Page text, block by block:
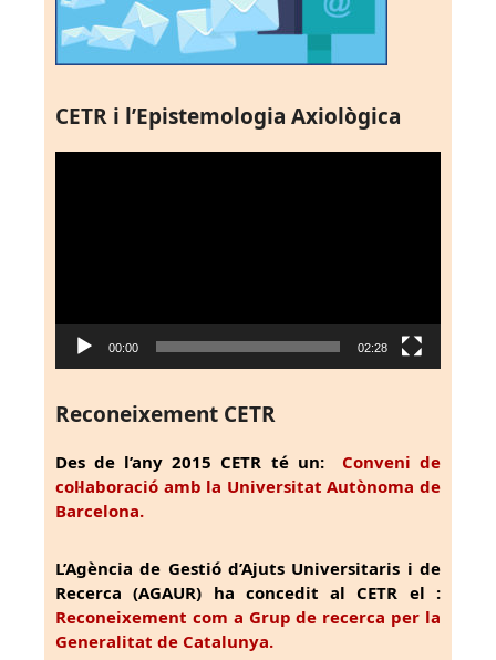
CETR i l’Epistemologia Axiològica
00:00 02:28
Reconeixement CETR
Des de l’any 2015 CETR té un: Conveni de
col·laboració amb la Universitat Autònoma de
Barcelona.
L’Agència de Gestió d’Ajuts Universitaris i de
Recerca (AGAUR) ha concedit al CETR el :
Reconeixement com a Grup de recerca per la
Generalitat de Catalunya.